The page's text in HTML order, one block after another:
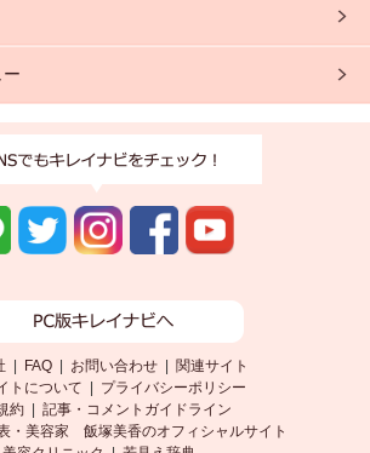
FAQ お問い合わせ
関連サイト
トについて
プライバシーポリシー
約| 記事・コメントガイドライン
・美容家 飯塚美香のオフィシャルサイト